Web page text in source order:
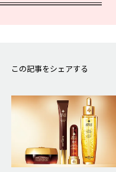
この記事をシェアする